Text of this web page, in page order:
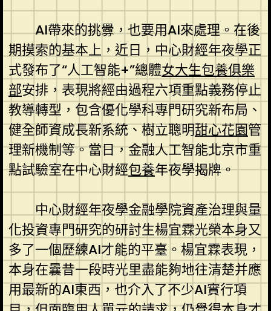
AI帶來的挑釁，也要用AI來處理。在後
期摸索的基本上，近日，中心財經年夜學正
式發布了“人工智能+”總體女大生包養俱樂
部安排，表現將經由過程六項重點義務停止
教導轉型，包含優化學科專門研究新布局、
健全師資成長新系統、樹立聰明甜心花園管
理新機制等。當日，金融人工智能北京市重
點試驗室在中心財經包養年夜學揭牌。
中心財經年夜學金融學院資產治理與量
化投資專門研究的研討生楊宜霖光榮本身又
多了一個歷練AI才能的平臺。楊宜霖表現，
本身在曩昔一段時光里盡能夠地往清楚并應
用最新的AI東西，也介入了不少AI實行項